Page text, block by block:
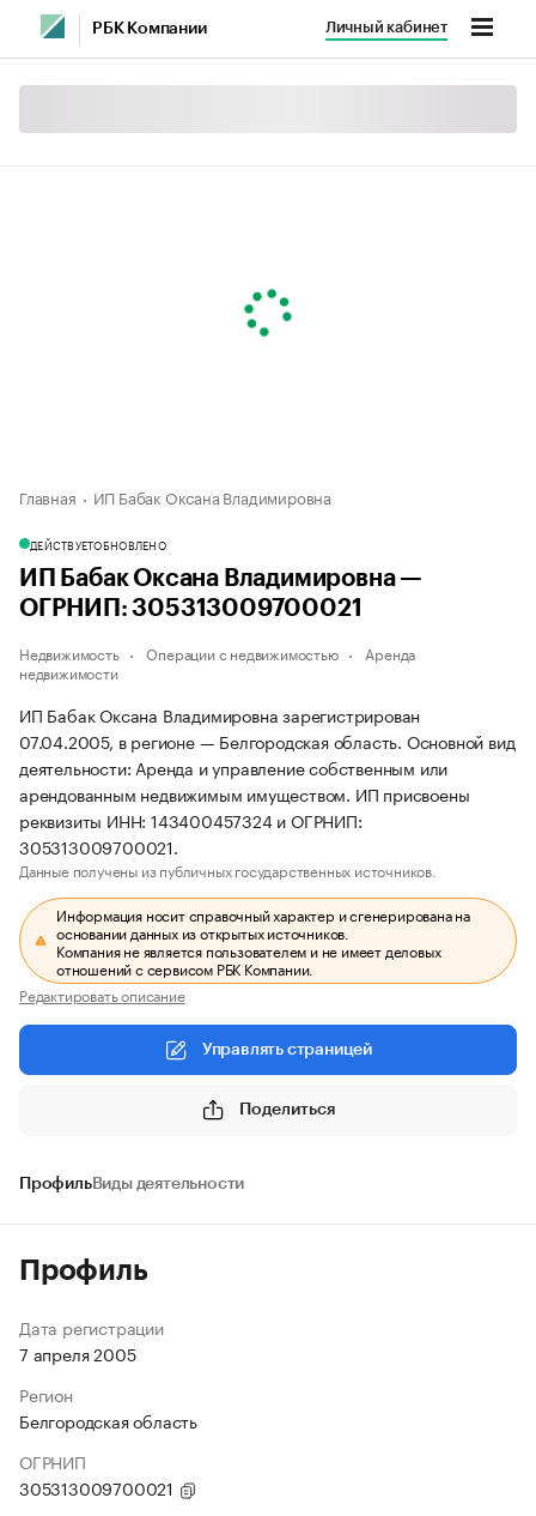
РБК Компании Личный кабинет
Главная ИП Бабак Оксана Владимировна
ДЕЙСТВУЕТОБНОВЛЕНО
ИП Бабак Оксана Владимировна —
ОГРНИП: 305313009700021
Недвижимость Операции с недвижимостью
Аренда
недвижимости
ИП Бабак Оксана Владимировна зарегистрирован
07.04.2005, в регионе — Белгородская область. Основной вид
деятельности: Аренда и управление собственным или
арендованным недвижимым имуществом. ИП присвоены
реквизиты ИНН: 143400457324 и ОГРНИП:
305313009700021.
Данные получены из публичных государственных источников.
Информация носит справочный характер и сгенерирована на
основании данных из открытых источников.
Компания не является пользователем и не имеет деловых
отношений с сервисом РБК Компании.
Редактировать описание
Управлять страницей
Поделиться
ПрофильВиды деятельности
Профиль
Дата регистрации
7 апреля 2005
Регион
Белгородская область
ОГРНИП
305313009700021